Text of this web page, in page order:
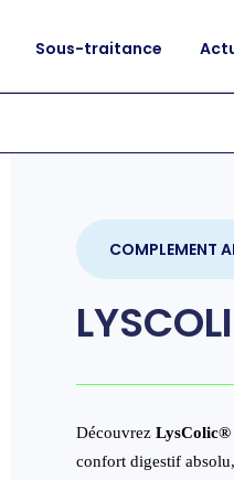
Sous-traitance
COMPLEMENT
Découvrez LysColic®
confort digestif